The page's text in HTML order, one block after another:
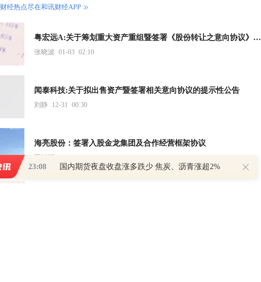
财经热点尽在和讯财经APP
粤宏远A:关于筹划重大资产重组暨签署《股份转让之意向协议》的提示性公告
张晓波 01-03 02:10
闻泰科技:关于拟出售资产暨签署相关意向协议的提示性公告
刘静 12-31 00:30
海亮股份：签署入股金龙集团及合作经营框架协议
23:08 国内期货夜盘收盘涨多跌少 焦炭、沥青涨超2%